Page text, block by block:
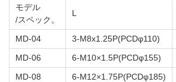
モデル
/スペック。
L
MD-04 3-M8x1.25P(PCDφ110)
MD-06
6-M10×1.5P(PCDφ155)
MD-08
6-M12×1.75P(PCDφ185)